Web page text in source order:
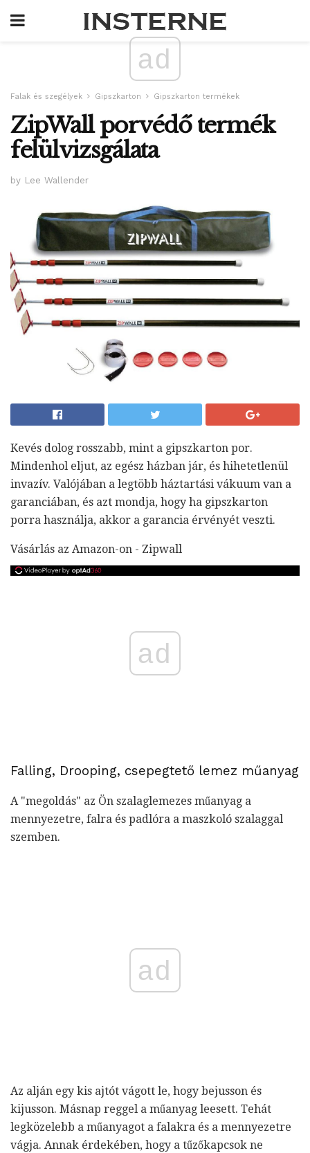
ad
Falak és szegélyek Gipszkarton Gipszkarton termékek
ZipWall porvédő termék
felülvizsgálata
by Lee Wallender
Kevés dolog rosszabb, mint a gipszkarton por.
Mindenhol eljut, az egész házban jár, és hihetetlenül
invazív. Valójában a legtöbb háztartási vákuum van a
garanciában, és azt mondja, hogy ha gipszkarton
porra használja, akkor a garancia érvényét veszti.
Vásárlás az Amazon-on - Zipwall
ad
Falling, Drooping, csepegtető lemez műanyag
A "megoldás" az Ön szalaglemezes műanyag a
mennyezetre, falra és padlóra a maszkoló szalaggal
szemben.
ad
Az alján egy kis ajtót vágott le, hogy bejusson és
kijusson. Másnap reggel a műanyag leesett. Tehát
legközelebb a műanyagot a falakra és a mennyezetre
vágja. Annak érdekében, hogy a tűzőkapcsok ne